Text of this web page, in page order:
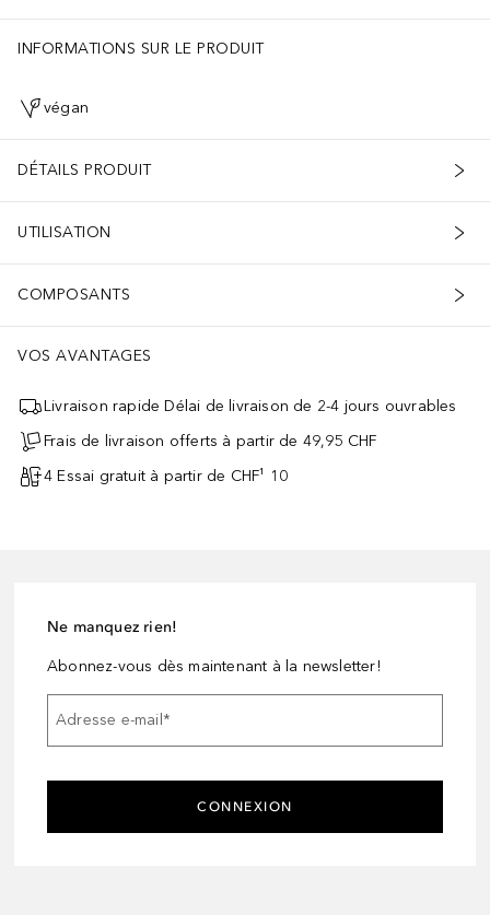
INFORMATIONS SUR LE PRODUIT
végan
DÉTAILS PRODUIT
UTILISATION
COMPOSANTS
VOS AVANTAGES
Livraison rapide Délai de livraison de 2-4 jours ouvrables
Frais de livraison offerts à partir de 49,95 CHF
4 Essai gratuit à partir de CHF¹ 10
Ne manquez rien!
Abonnez-vous dès maintenant à la newsletter!
Adresse e-mail*
CONNEXION